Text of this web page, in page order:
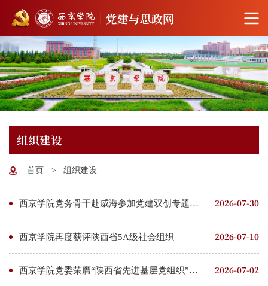
组织建设
首页 > 组织建设
2026-07-30
西京学院党务骨干赴威海参加党建双创专题培训
2026-07-10
西京学院再度获评陕西省5A级社会组织
2026-07-02
西京学院党委荣膺“陕西省先进基层党组织”称号